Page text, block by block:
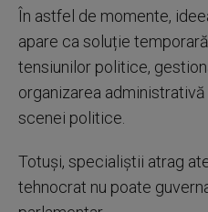
În astfel de momente,
apare ca soluție
tensiunilor politice,
organizarea
scenei politice.
Totuși, specialiștii atrag
tehnocrat nu poate